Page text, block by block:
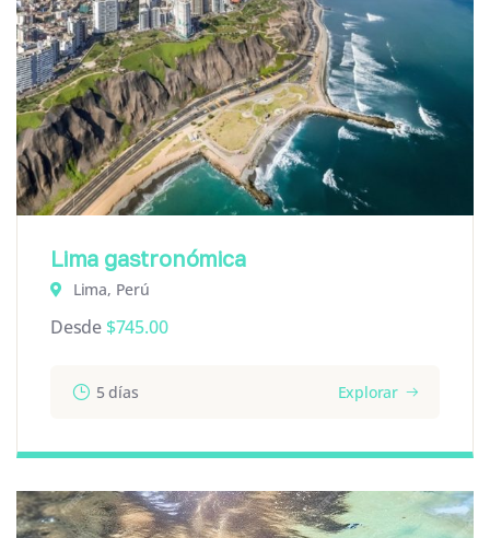
Lima gastronómica
Lima, Perú
Desde $745.00
5 días Explorar